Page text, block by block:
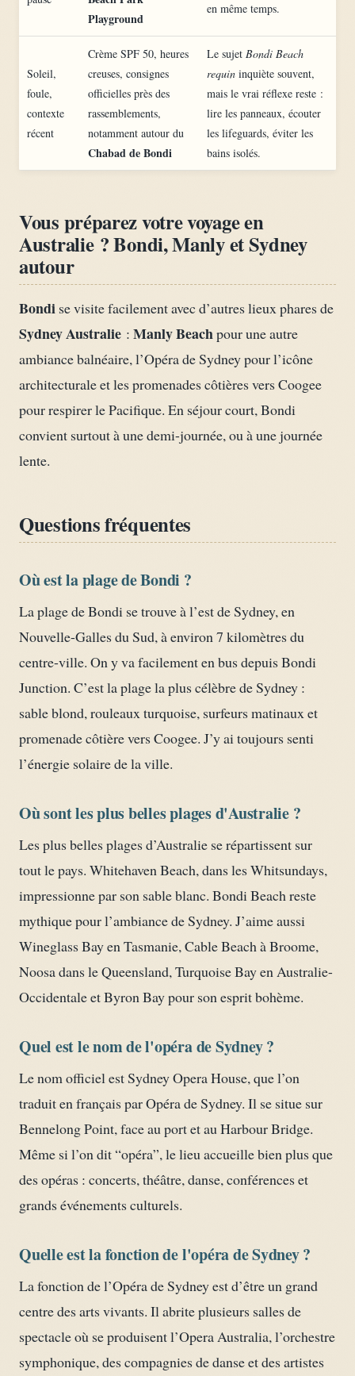
Playground
en même temps.
Soleil,
foule,
contexte
récent
Crème SPF 50, heures
creuses, consignes
officielles près des
rassemblements,
notamment autour du
Chabad de Bondi
Le sujet Bondi Beach
requin inquiète souvent,
mais le vrai réflexe reste :
lire les panneaux, écouter
les lifeguards, éviter les
bains isolés.
Vous préparez votre voyage en
Australie ? Bondi, Manly et Sydney
autour
Bondi se visite facilement avec d’autres lieux phares de
Sydney Australie : Manly Beachpour une autre
ambiance balnéaire, l’Opéra de Sydney pour l’icône
architecturale et les promenades côtières vers Coogee
pour respirer le Pacifique. En séjour court, Bondi
convient surtout à une demi-journée, ou à une journée
lente.
Questions fréquentes
Où est la plage de Bondi ?
La plage de Bondi se trouve à l’est de Sydney, en
Nouvelle-Galles du Sud, à environ 7 kilomètres du
centre-ville. On y va facilement en bus depuis Bondi
Junction. C’est la plage la plus célèbre de Sydney :
sable blond, rouleaux turquoise, surfeurs matinaux et
promenade côtière vers Coogee. J’y ai toujours senti
l’énergie solaire de la ville.
Où sont les plus belles plages d'Australie ?
Les plus belles plages d’Australie se répartissent sur
tout le pays. Whitehaven Beach, dans les Whitsundays,
impressionne par son sable blanc. Bondi Beach reste
mythique pour l’ambiance de Sydney. J’aime aussi
Wineglass Bay en Tasmanie, Cable Beach à Broome,
Noosa dans le Queensland, Turquoise Bay en Australie-
Occidentale et Byron Bay pour son esprit bohème.
Quel est le nom de l'opéra de Sydney ?
Le nom officiel est Sydney Opera House, que l’on
traduit en français par Opéra de Sydney. Il se situe sur
Bennelong Point, face au port et au Harbour Bridge.
Même si l’on dit “opéra”, le lieu accueille bien plus que
des opéras : concerts, théâtre, danse, conférences et
grands événements culturels.
Quelle est la fonction de l'opéra de Sydney ?
La fonction de l’Opéra de Sydney est d’être un grand
centre des arts vivants. Il abrite plusieurs salles de
spectacle où se produisent l’Opera Australia, l’orchestre
symphonique, des compagnies de danse et des artistes